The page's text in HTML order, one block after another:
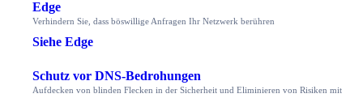
Edge
Verhindern Sie, dass böswillige Anfragen Ihr Netzwerk berühren
Siehe Edge
Schutz vor DNS-Bedrohungen
Aufdecken von blinden Flecken in der Sicherheit und Eliminieren von Risiken mit